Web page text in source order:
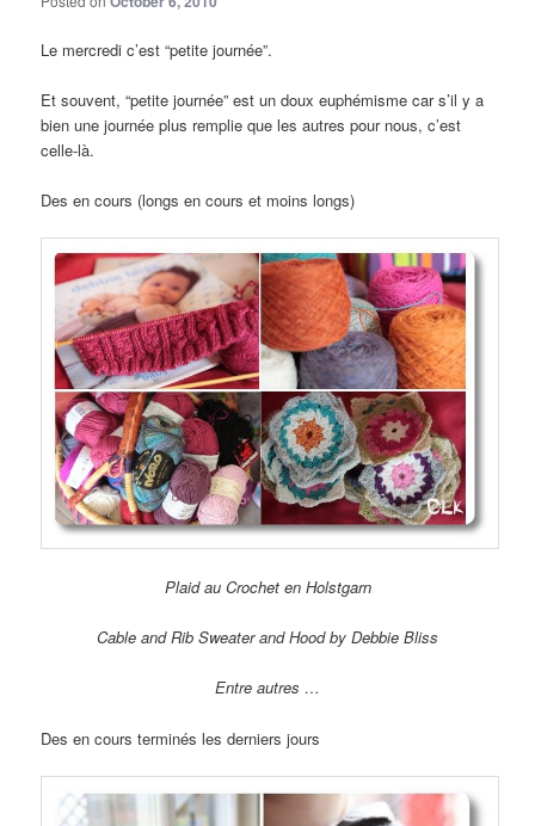
Le mercredi c’est “petite journée”.
Et souvent, “petite journée” est un doux euphémisme car s’il y a
bien une journée plus remplie que les autres pour nous, c’est
celle-là.
Des en cours (longs en cours et moins longs)
Plaid au Crochet en Holstgarn
Cable and Rib Sweater and Hood by Debbie Bliss
Entre autres …
Des en cours terminés les derniers jours